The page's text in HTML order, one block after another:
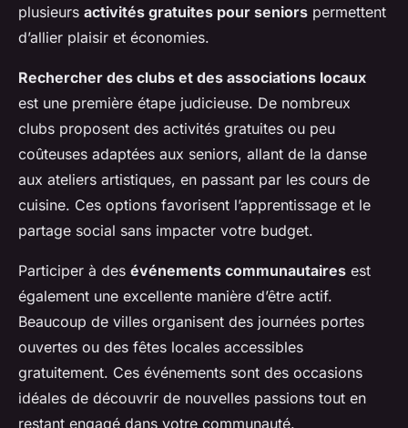
plusieurs activités gratuites pour seniors permettent
d’allier plaisir et économies.
Rechercher des clubs et des associations locaux
est une première étape judicieuse. De nombreux
clubs proposent des activités gratuites ou peu
coûteuses adaptées aux seniors, allant de la danse
aux ateliers artistiques, en passant par les cours de
cuisine. Ces options favorisent l’apprentissage et le
partage social sans impacter votre budget.
Participer à des événements communautaires est
également une excellente manière d’être actif.
Beaucoup de villes organisent des journées portes
ouvertes ou des fêtes locales accessibles
gratuitement. Ces événements sont des occasions
idéales de découvrir de nouvelles passions tout en
restant engagé dans votre communauté.